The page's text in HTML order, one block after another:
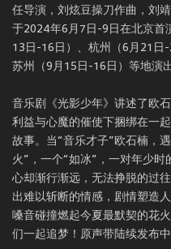
任导演，刘炫豆操刀作曲，刘
于2024年6月7日-9日在北京首
13日-16日）、杭州（6月21日
苏州（9月15日-16日）等地演出
音乐剧《光影少年》讲述了欧
利益与心魔的催使下捆绑在一
故事。当“音乐才子”欧石楠，
火”，一个“如冰”，一对年少
心却渐行渐远，无法挣脱的过
出难以斩断的情感，剧情塑造
嗓音碰撞燃起今夏最默契的花
们一起追梦！原声带陆续发布中